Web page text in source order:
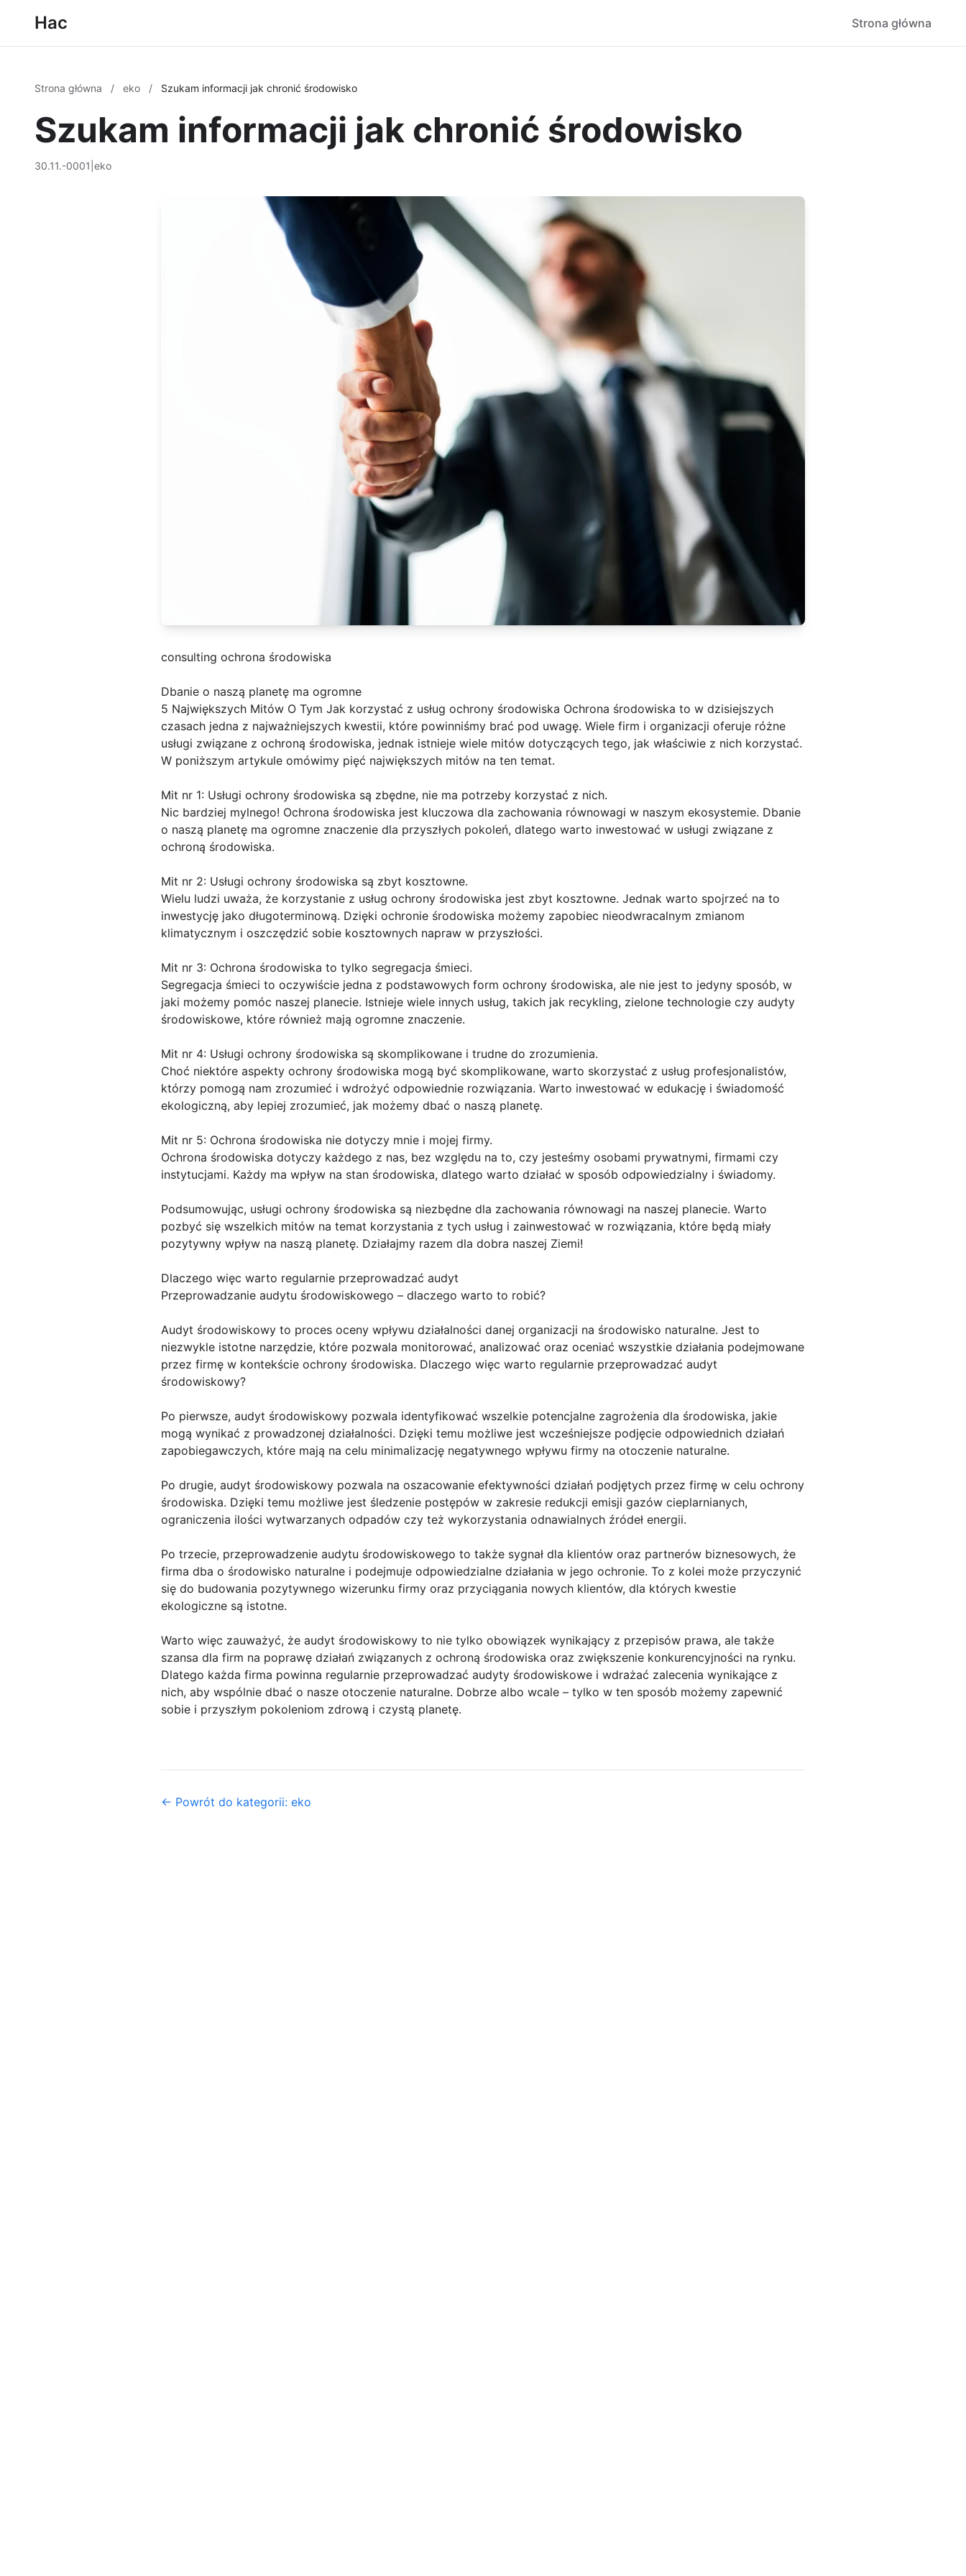
Hac Strona główna
Strona główna / eko / Szukam informacji jak chronić środowisko
Szukam informacji jak chronić środowisko
30.11.-0001 eko
consulting ochrona środowiska
Dbanie o naszą planetę ma ogromne
5 Największych Mitów O Tym Jak korzystać z usług ochrony środowiska Ochrona środowiska to w dzisiejszych
czasach jedna z najważniejszych kwestii, które powinniśmy brać pod uwagę. Wiele firm i organizacji oferuje różne
usługi związane z ochroną środowiska, jednak istnieje wiele mitów dotyczących tego, jak właściwie z nich korzystać.
W poniższym artykule omówimy pięć największych mitów na ten temat.
Mit nr 1: Usługi ochrony środowiska są zbędne, nie ma potrzeby korzystać z nich.
Nic bardziej mylnego! Ochrona środowiska jest kluczowa dla zachowania równowagi w naszym ekosystemie. Dbanie
o naszą planetę ma ogromne znaczenie dla przyszłych pokoleń, dlatego warto inwestować w usługi związane z
ochroną środowiska.
Mit nr 2: Usługi ochrony środowiska są zbyt kosztowne.
Wielu ludzi uważa, że korzystanie z usług ochrony środowiska jest zbyt kosztowne. Jednak warto spojrzeć na to
inwestycję jako długoterminową. Dzięki ochronie środowiska możemy zapobiec nieodwracalnym zmianom
klimatycznym i oszczędzić sobie kosztownych napraw w przyszłości.
Mit nr 3: Ochrona środowiska to tylko segregacja śmieci.
Segregacja śmieci to oczywiście jedna z podstawowych form ochrony środowiska, ale nie jest to jedyny sposób, w
jaki możemy pomóc naszej planecie. Istnieje wiele innych usług, takich jak recykling, zielone technologie czy audyty
środowiskowe, które również mają ogromne znaczenie.
Mit nr 4: Usługi ochrony środowiska są skomplikowane i trudne do zrozumienia.
Choć niektóre aspekty ochrony środowiska mogą być skomplikowane, warto skorzystać z usług profesjonalistów,
którzy pomogą nam zrozumieć i wdrożyć odpowiednie rozwiązania. Warto inwestować w edukację i świadomość
ekologiczną, aby lepiej zrozumieć, jak możemy dbać o naszą planetę.
Mit nr 5: Ochrona środowiska nie dotyczy mnie i mojej firmy.
Ochrona środowiska dotyczy każdego z nas, bez względu na to, czy jesteśmy osobami prywatnymi, firmami czy
instytucjami. Każdy ma wpływ na stan środowiska, dlatego warto działać w sposób odpowiedzialny i świadomy.
Podsumowując, usługi ochrony środowiska są niezbędne dla zachowania równowagi na naszej planecie. Warto
pozbyć się wszelkich mitów na temat korzystania z tych usług i zainwestować w rozwiązania, które będą miały
pozytywny wpływ na naszą planetę. Działajmy razem dla dobra naszej Ziemi!
Dlaczego więc warto regularnie przeprowadzać audyt
Przeprowadzanie audytu środowiskowego – dlaczego warto to robić?
Audyt środowiskowy to proces oceny wpływu działalności danej organizacji na środowisko naturalne. Jest to
niezwykle istotne narzędzie, które pozwala monitorować, analizować oraz oceniać wszystkie działania podejmowane
przez firmę w kontekście ochrony środowiska. Dlaczego więc warto regularnie przeprowadzać audyt
środowiskowy?
Po pierwsze, audyt środowiskowy pozwala identyfikować wszelkie potencjalne zagrożenia dla środowiska, jakie
mogą wynikać z prowadzonej działalności. Dzięki temu możliwe jest wcześniejsze podjęcie odpowiednich działań
zapobiegawczych, które mają na celu minimalizację negatywnego wpływu firmy na otoczenie naturalne.
Po drugie, audyt środowiskowy pozwala na oszacowanie efektywności działań podjętych przez firmę w celu ochrony
środowiska. Dzięki temu możliwe jest śledzenie postępów w zakresie redukcji emisji gazów cieplarnianych,
ograniczenia ilości wytwarzanych odpadów czy też wykorzystania odnawialnych źródeł energii.
Po trzecie, przeprowadzenie audytu środowiskowego to także sygnał dla klientów oraz partnerów biznesowych, że
firma dba o środowisko naturalne i podejmuje odpowiedzialne działania w jego ochronie. To z kolei może przyczynić
się do budowania pozytywnego wizerunku firmy oraz przyciągania nowych klientów, dla których kwestie
ekologiczne są istotne.
Warto więc zauważyć, że audyt środowiskowy to nie tylko obowiązek wynikający z przepisów prawa, ale także
szansa dla firm na poprawę działań związanych z ochroną środowiska oraz zwiększenie konkurencyjności na rynku.
Dlatego każda firma powinna regularnie przeprowadzać audyty środowiskowe i wdrażać zalecenia wynikające z
nich, aby wspólnie dbać o nasze otoczenie naturalne. Dobrze albo wcale – tylko w ten sposób możemy zapewnić
sobie i przyszłym pokoleniom zdrową i czystą planetę.
← Powrót do kategorii: eko